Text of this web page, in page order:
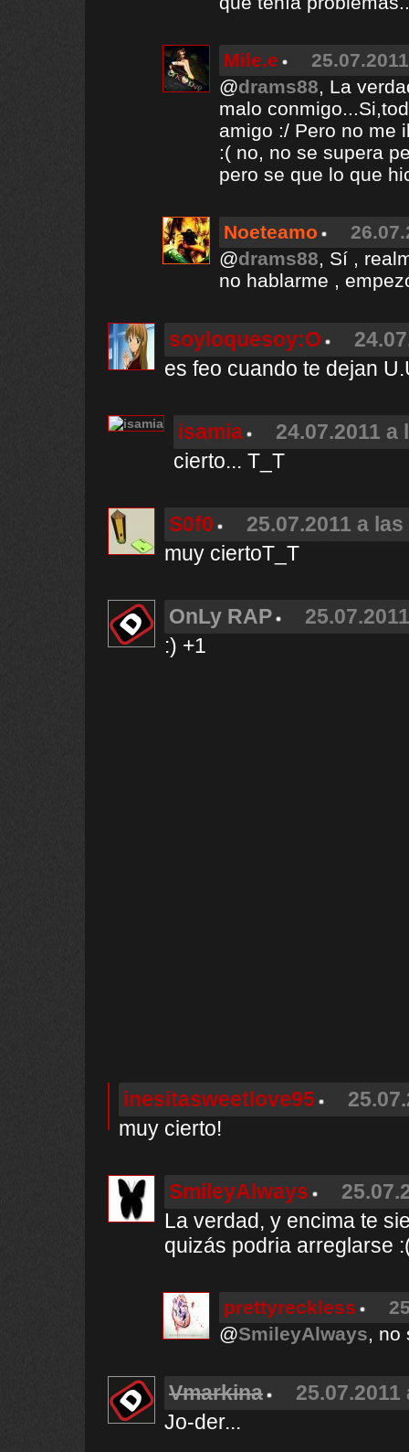
Mile.e
@drams88, La
malo
amigo :/ Pero no me
:( no, no se supera
pero se que lo que
Noeteamo
@drams88, Sí ,
no hablarme ,
soyloquesoy:O
es feo cuando te dejan
isamia
24.07.2011 a
cierto... T_T
S0f0
25.07.2011 a
muy ciertoT_T
OnLy RAP
:) +1
inesitasweetlove95
muy cierto!
SmileyAlways
La verdad, y encima te
quizás podria arreglarse
prettyreckless
@SmileyAlways, no
Vmarkina
Jo-der...